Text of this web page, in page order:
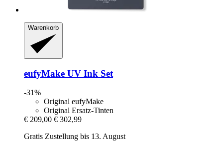
Warenkorb
eufyMake UV Ink Set
-31%
Original eufyMake
Original Ersatz-Tinten
€ 209,00 € 302,99
Gratis Zustellung bis 13. August